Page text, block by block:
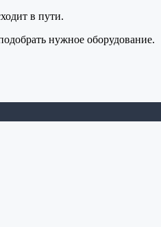
в пути.
нужное оборудование.